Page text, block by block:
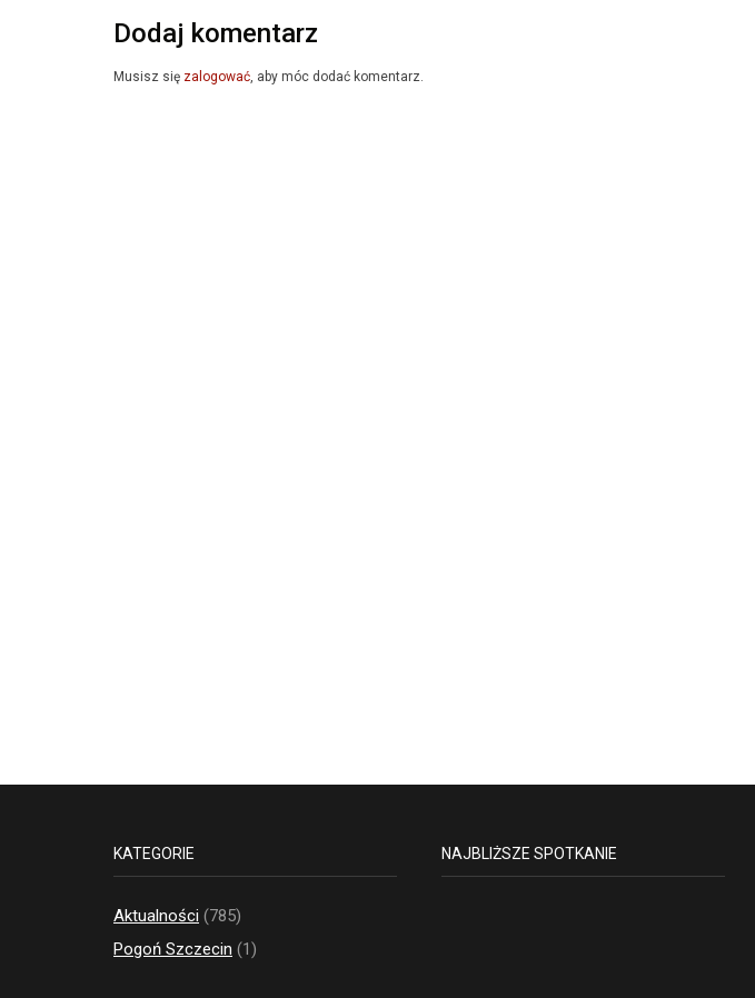
Dodaj komentarz
Musisz się zalogować, aby móc dodać komentarz.
KATEGORIE
Aktualności (785)
Pogoń Szczecin (1)
NAJBLIŻSZE SPOTKANIE